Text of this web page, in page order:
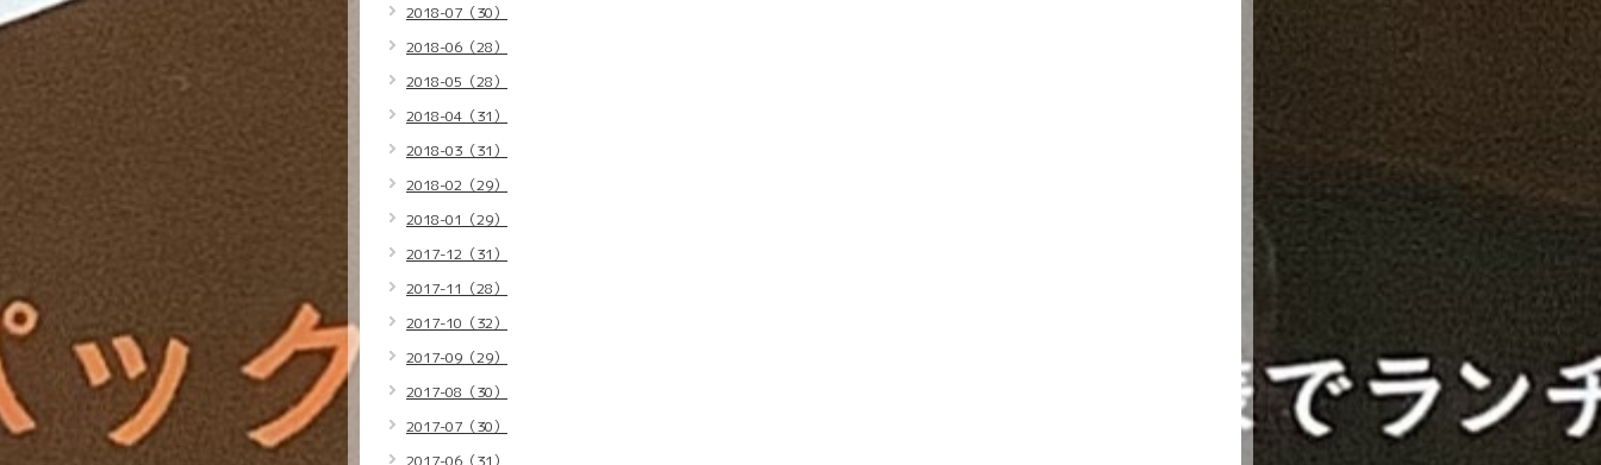
2018-07（30）
2018-06（28）
2018-05（28）
2018-04（31）
2018-03（31）
2018-02（29）
2018-01（29）
2017-12（31）
2017-11（28）
2017-10（32）
2017-09（29）
2017-08（30）
2017-07（30）
2017-06（31）